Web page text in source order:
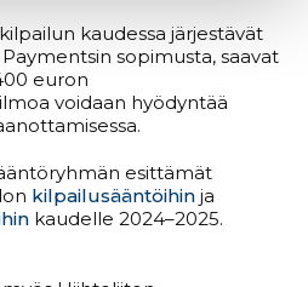
kaudessa järjestävät
sopimusta, saavat
euron
voidaan hyödyntää
esittämät
kilpailusääntöihin ja
kaudelle 2024–2025.